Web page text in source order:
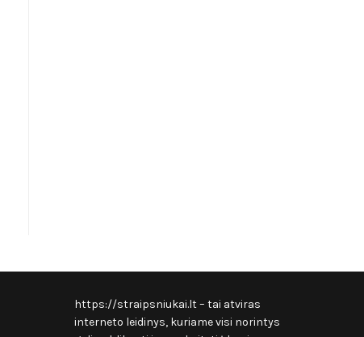
https://straipsniukai.lt– tai atviras
interneto leidinys, kuriame visi norintys